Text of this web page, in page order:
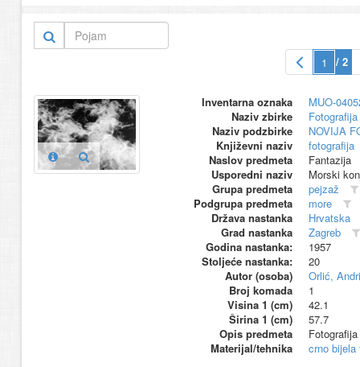
/ 2
Inventarna oznaka
MUO-
Naziv zbirke
Naziv podzbirke
NOVIJA
Književni naziv
fotografija
Naslov predmeta
Fantazija
Usporedni naziv
Morski
Grupa predmeta
pejzaž
Podgrupa predmeta
more
Država nastanka
Hrvatska
Grad nastanka
Zagreb
Godina nastanka:
1957
Stoljeće nastanka:
20
Autor (osoba)
Orlić,
Broj komada
1
Visina 1 (cm)
42.1
Širina 1 (cm)
57.7
Opis predmeta
Materijal/tehnika
crno bijela